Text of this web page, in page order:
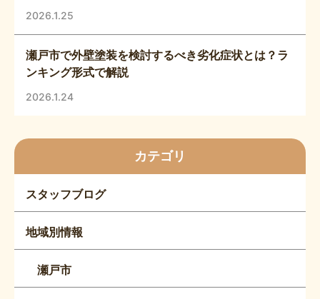
2026.1.25
瀬戸市で外壁塗装を検討するべき劣化症状とは？ラ
ンキング形式で解説
2026.1.24
カテゴリ
スタッフブログ
地域別情報
瀬戸市